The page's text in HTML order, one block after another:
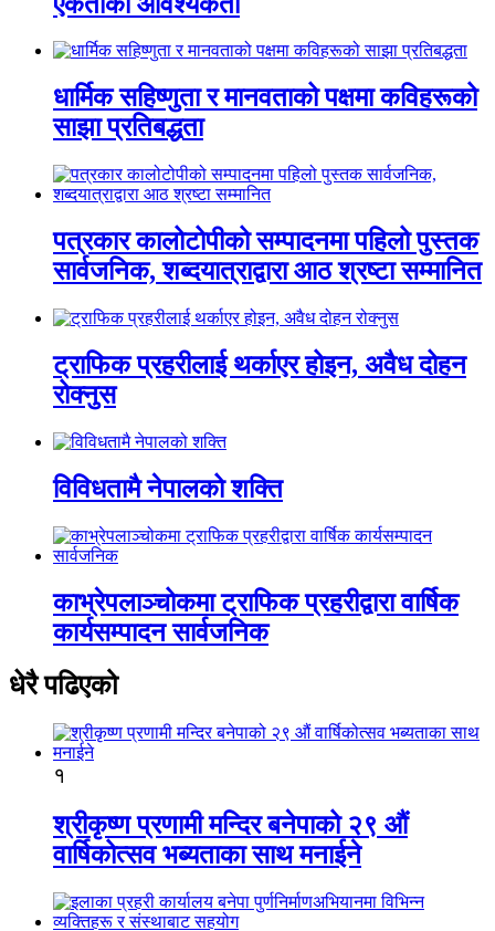
धार्मिक सहिष्णुता र मानवताको पक्षमा कविहरूको
साझा प्रतिबद्धता
पत्रकार कालोटोपीको सम्पादनमा पहिलो पुस्तक
सार्वजनिक, शब्दयात्राद्वारा आठ श्रष्टा सम्मानित
ट्राफिक प्रहरीलाई थर्काएर होइन, अवैध दोहन
रोक्नुस
विविधतामै नेपालको शक्ति
काभ्रेपलाञ्चोकमा ट्राफिक प्रहरीद्वारा वार्षिक
कार्यसम्पादन सार्वजनिक
धेरै पढिएको
१
श्रीकृष्ण प्रणामी मन्दिर बनेपाको २९ औं
वार्षिकोत्सव भब्यताका साथ मनाईने